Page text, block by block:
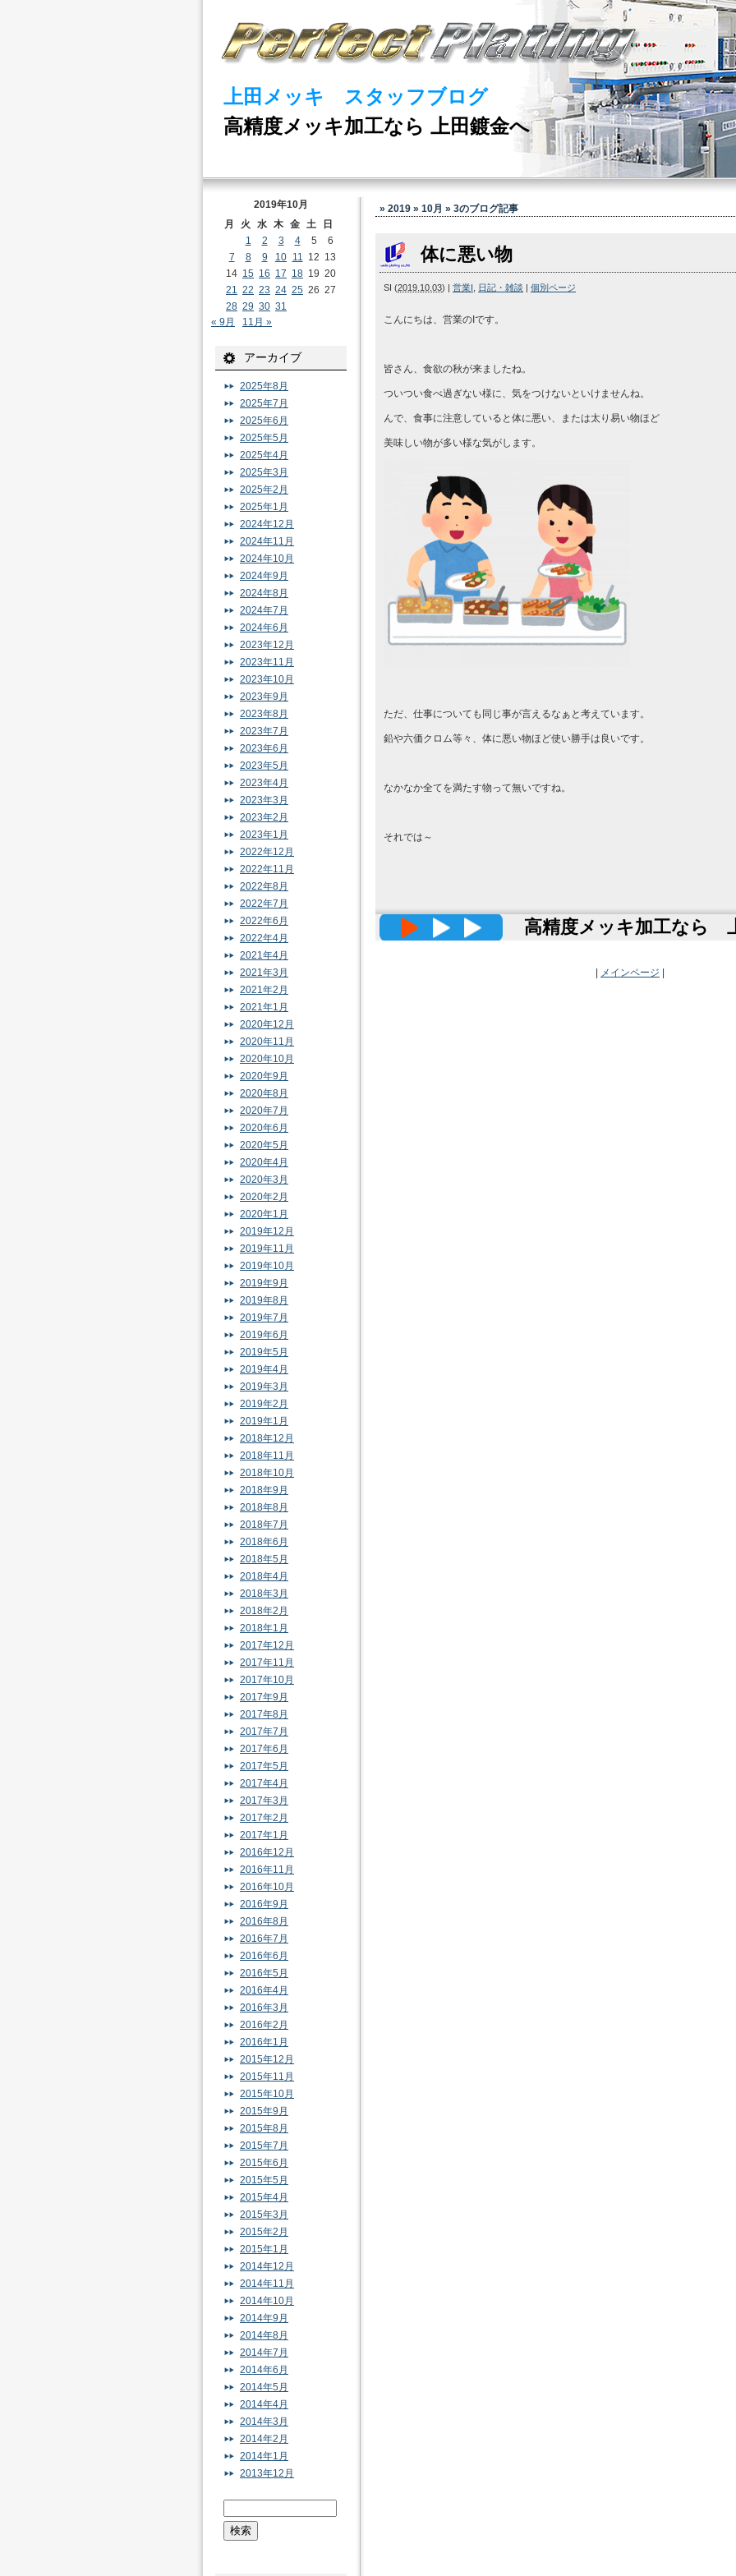
上田メッキ スタッフブログ
高精度メッキ加工なら 上田鍍金へ
» 2019 » 10月 » 3のブログ記事
体に悪い物
SI (2019.10.03) | 営業I 日記・雑談 | 個別ページ
こんにちは、営業のIです。
皆さん、食欲の秋が来ましたね。
ついつい食べ過ぎない様に、気をつけないといけませんね。
んで、食事に注意していると体に悪い、または太り易い物ほど
美味しい物が多い様な気がします。
ただ、仕事についても同じ事が言えるなぁと考えています。
鉛や六価クロム等々、体に悪い物ほど使い勝手は良いです。
なかなか全てを満たす物って無いですね。
それでは～
高精度メッキ加工なら 上
メインページ
2019年10月
月
火 水 木 金 土
日
1
2 3 4 5
6
7
8 9 10 11 12 13
14 15 16 17 18 19 20
21 22 23 24 25 26 27
28 29 30 31
« 9月
11月 »
アーカイブ
2025年8月
2025年7月
2025年6月
2025年5月
2025年4月
2025年3月
2025年2月
2025年1月
2024年12月
2024年11月
2024年10月
2024年9月
2024年8月
2024年7月
2024年6月
2023年12月
2023年11月
2023年10月
2023年9月
2023年8月
2023年7月
2023年6月
2023年5月
2023年4月
2023年3月
2023年2月
2023年1月
2022年12月
2022年11月
2022年8月
2022年7月
2022年6月
2022年4月
2021年4月
2021年3月
2021年2月
2021年1月
2020年12月
2020年11月
2020年10月
2020年9月
2020年8月
2020年7月
2020年6月
2020年5月
2020年4月
2020年3月
2020年2月
2020年1月
2019年12月
2019年11月
2019年10月
2019年9月
2019年8月
2019年7月
2019年6月
2019年5月
2019年4月
2019年3月
2019年2月
2019年1月
2018年12月
2018年11月
2018年10月
2018年9月
2018年8月
2018年7月
2018年6月
2018年5月
2018年4月
2018年3月
2018年2月
2018年1月
2017年12月
2017年11月
2017年10月
2017年9月
2017年8月
2017年7月
2017年6月
2017年5月
2017年4月
2017年3月
2017年2月
2017年1月
2016年12月
2016年11月
2016年10月
2016年9月
2016年8月
2016年7月
2016年6月
2016年5月
2016年4月
2016年3月
2016年2月
2016年1月
2015年12月
2015年11月
2015年10月
2015年9月
2015年8月
2015年7月
2015年6月
2015年5月
2015年4月
2015年3月
2015年2月
2015年1月
2014年12月
2014年11月
2014年10月
2014年9月
2014年8月
2014年7月
2014年6月
2014年5月
2014年4月
2014年3月
2014年2月
2014年1月
2013年12月